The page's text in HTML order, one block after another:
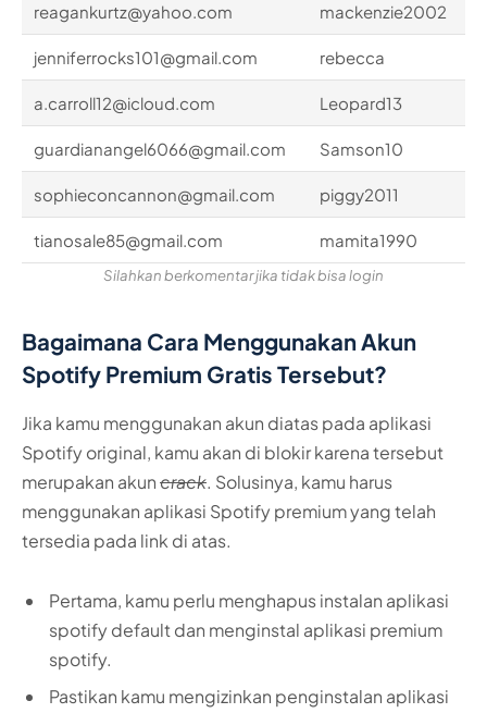
reagankurtz@yahoo.com mackenzie2002
jenniferrocks101@gmail.com rebecca
a.carroll12@icloud.com Leopard13
guardianangel6066@gmail.com Samson10
sophieconcannon@gmail.com piggy2011
tianosale85@gmail.com mamita1990
Silahkan berkomentar jika tidak bisa login
Bagaimana Cara Menggunakan Akun
Spotify Premium Gratis Tersebut?
Jika kamu menggunakan akun diatas pada aplikasi
Spotify original, kamu akan di blokir karena tersebut
merupakan akuncrack. Solusinya, kamu harus
menggunakan aplikasi Spotify premium yang telah
tersedia pada link di atas.
Pertama, kamu perlu menghapus instalan aplikasi
spotify default dan menginstal aplikasi premium
spotify.
Pastikan kamu mengizinkan penginstalan aplikasi